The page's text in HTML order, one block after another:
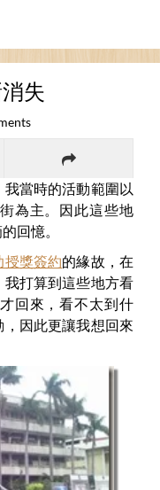
失
我當時的活動範圍以
為主。因此這些地
回憶。
授獎簽約的緣故，在
打算到這些地方看
回來，看不太到什
因此更讓我想回來